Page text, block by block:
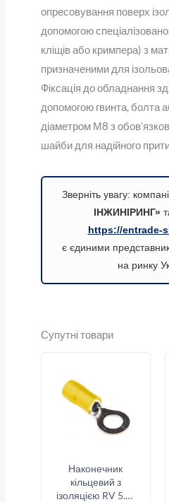
опресовування поверх
допомогою
кліщів або кримпера) з
призначеними для
Фіксація до обладнання
допомогою гвинта, болта
діаметром М8 з
шайби для надійного
Зверніть увагу:
ІНЖИНІРИНГ»
https://entrade-
є єдиними
на ринку
Супутні товари
Наконечник
кільцевий з
ізоляцією RV 5.5-